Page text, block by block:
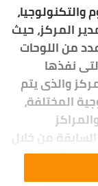
والتكنولوجيا،
المركز، حيث
من اللوحات
نفذها
والذى يتم
المختلفة،
من خلال
مدير المركز
لجهوده